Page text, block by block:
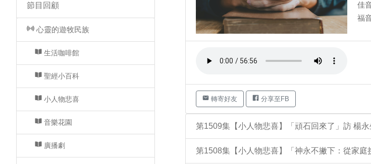
節目回顧
心靈的遊牧民族
生活咖啡館
聖經小百科
小人物悲喜
音樂花園
廣播劇
佳
福
轉寄好友 分享至FB
第1509集【小人物悲喜】「頑石回來了」訪 楊
第1508集【小人物悲喜】「神永不撇下：從家